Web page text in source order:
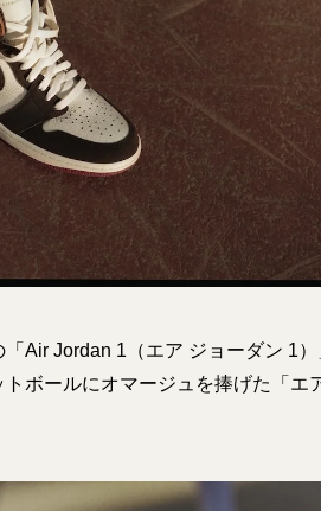
Air Jordan 1（エア ジョーダン 1）
ボールにオマージュを捧げた「エ